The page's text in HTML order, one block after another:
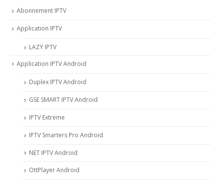
Abonnement IPTV
Application IPTV
LAZY IPTV
Application IPTV Android
Duplex IPTV Android
GSE SMART IPTV Android
IPTV Extreme
IPTV Smarters Pro Android
NET IPTV Android
OttPlayer Android